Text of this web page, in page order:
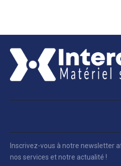
Inscrivez-vous à notre newsletter
nos services et notre actualité !